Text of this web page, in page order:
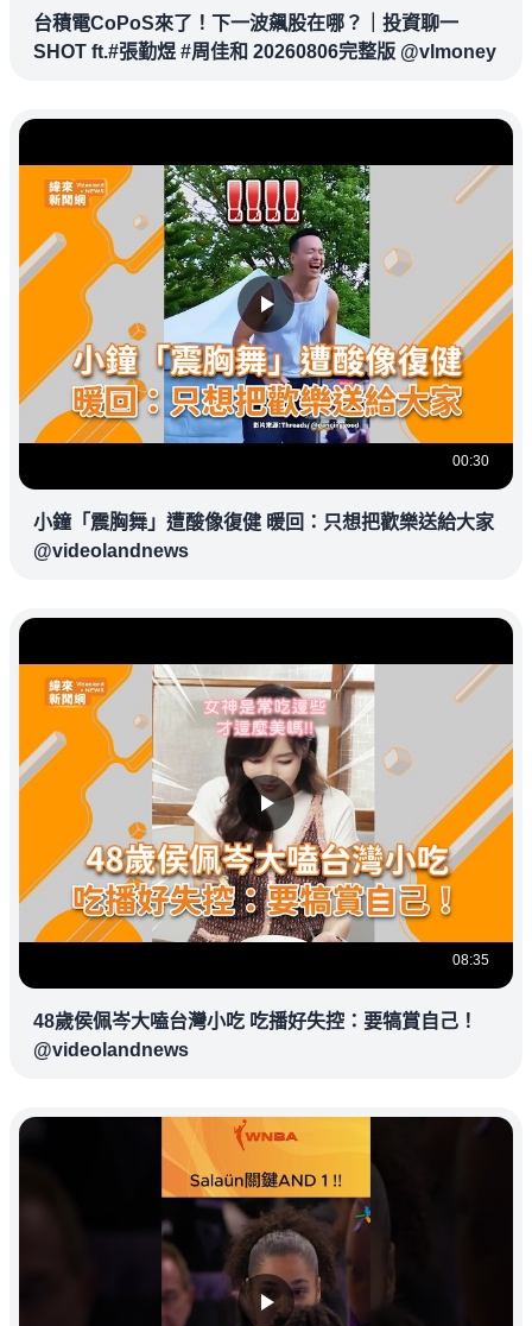
台積電CoPoS來了！下一波飆股在哪？｜投資聊一
SHOT ft.#張勤煜 #周佳和 20260806完整版 @vlmoney
00:30
小鐘「震胸舞」遭酸像復健 暖回：只想把歡樂送給大家
@videolandnews
08:35
48歲侯佩岑大嗑台灣小吃 吃播好失控：要犒賞自己！
@videolandnews